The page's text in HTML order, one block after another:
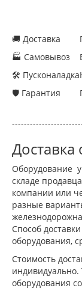
🚚 Доставка
🏭 Самовывоз
🛠 Пусконаладка
🛡 Гарантия
Оборудование
складе
компании или
разные
Способ
оборудования,
Стоимость
оборудования